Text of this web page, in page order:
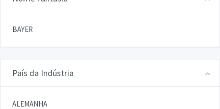
BAYER
País da Indústria
ALEMANHA